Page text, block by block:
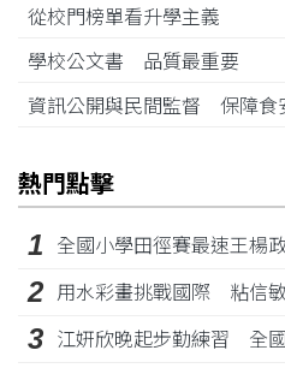
從校門榜單看升學主義
學校公文書 品質最重要
資訊公開與民間監督 保障
熱門點擊
1 全國小學田徑賽最速王
2 用水彩畫挑戰國際 粘信
3 江姸欣晚起步勤練習 全